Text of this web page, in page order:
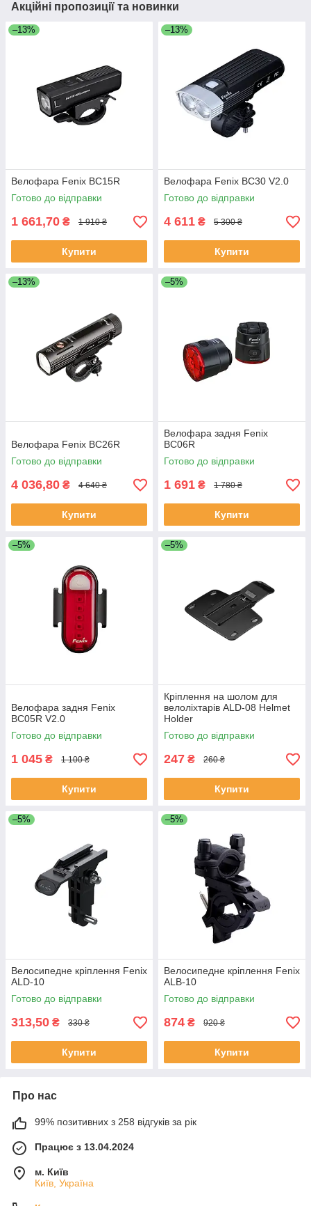
Акційні пропозиції та новинки
–13%
Велофара Fenix BC15R
Готово до відправки
1 661,70 ₴ 1 910 ₴
Купити
–13%
Велофара Fenix BC30 V2.0
Готово до відправки
4 611 ₴ 5 300 ₴
Купити
–13%
Велофара Fenix BC26R
Готово до відправки
4 036,80 ₴ 4 640 ₴
Купити
–5%
Велофара задня Fenix
BC06R
Готово до відправки
1 691 ₴ 1 780 ₴
Купити
–5%
Велофара задня Fenix
BC05R V2.0
Готово до відправки
1 045 ₴ 1 100 ₴
Купити
–5%
Кріплення на шолом для
велоліхтарів ALD-08 Helmet
Holder
Готово до відправки
247 ₴ 260 ₴
Купити
–5%
Велосипедне кріплення Fenix
ALD-10
Готово до відправки
313,50 ₴ 330 ₴
Купити
–5%
Велосипедне кріплення Fenix
ALB-10
Готово до відправки
874 ₴ 920 ₴
Купити
Про нас
99% позитивних з 258 відгуків за рік
Працює з 13.04.2024
м. Київ
Київ, Україна